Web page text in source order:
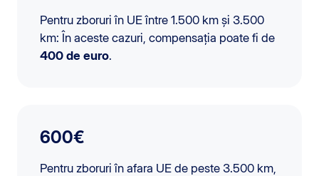
Pentru zboruri în UE între 1.500 km și 3.500
km: În aceste cazuri, compensația poate fi de
400 de euro.
600€
Pentru zboruri în afara UE de peste 3.500 km,